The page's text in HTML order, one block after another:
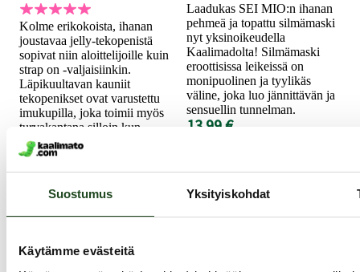
Suostumus Yksityiskohdat
Käytämme evästeitä
Kolme erikokoista, ihanan
joustavaa jelly-tekopenistä
sopivat niin aloittelijoille kuin
strap on -valjaisiinkin.
Läpikuultavan kauniit
tekopenikset ovat varustettu
imukupilla, joka toimii myös
turvakantana silloin kun
tekopenistä käytetään
anaalissa.
33.99 €
Laadukas SEI MIO:n ihanan
pehmeä ja topattu silmämaski
nyt yksinoikeudella
Kaalimadolta! Silmämaski
eroottisissa leikeissä on
monipuolinen ja tyylikäs
väline, joka luo jännittävän ja
sensuellin tunnelman.
13.99 €